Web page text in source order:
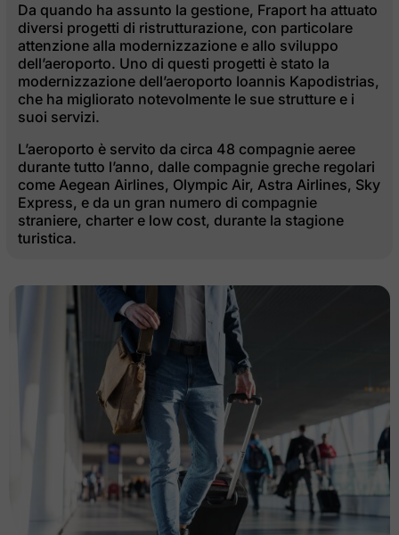
Da quando ha assunto la gestione, Fraport ha attuato
diversi progetti di ristrutturazione, con particolare
attenzione alla modernizzazione e allo sviluppo
dell’aeroporto. Uno di questi progetti è stato la
modernizzazione dell’aeroporto Ioannis Kapodistrias,
che ha migliorato notevolmente le sue strutture e i
suoi servizi.
L’aeroporto è servito da circa 48 compagnie aeree
durante tutto l’anno, dalle compagnie greche regolari
come Aegean Airlines, Olympic Air, Astra Airlines, Sky
Express, e da un gran numero di compagnie
straniere, charter e low cost, durante la stagione
turistica.